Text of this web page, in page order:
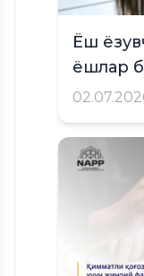
Ёш
ёшлар